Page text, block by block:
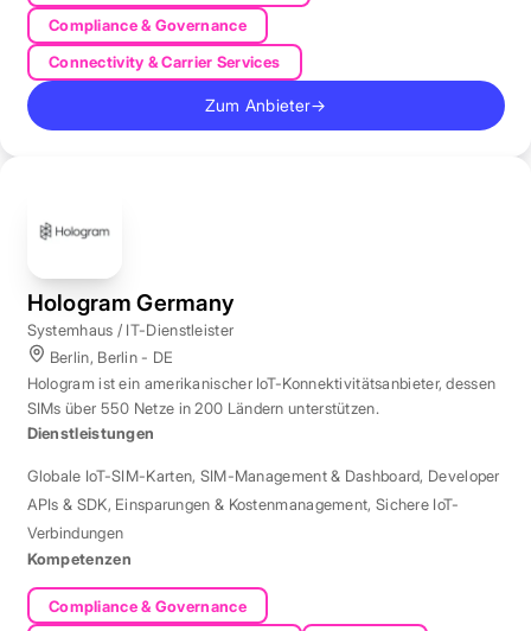
Compliance & Governance
Connectivity & Carrier Services
Zum Anbieter→
Hologram Germany
Systemhaus / IT-Dienstleister
Berlin, Berlin - DE
Hologram ist ein amerikanischer IoT-Konnektivitätsanbieter, dessen
SIMs über 550 Netze in 200 Ländern unterstützen.
Dienstleistungen
Globale IoT-SIM-Karten, SIM-Management & Dashboard, Developer
APIs & SDK, Einsparungen & Kostenmanagement, Sichere IoT-
Verbindungen
Kompetenzen
Compliance & Governance